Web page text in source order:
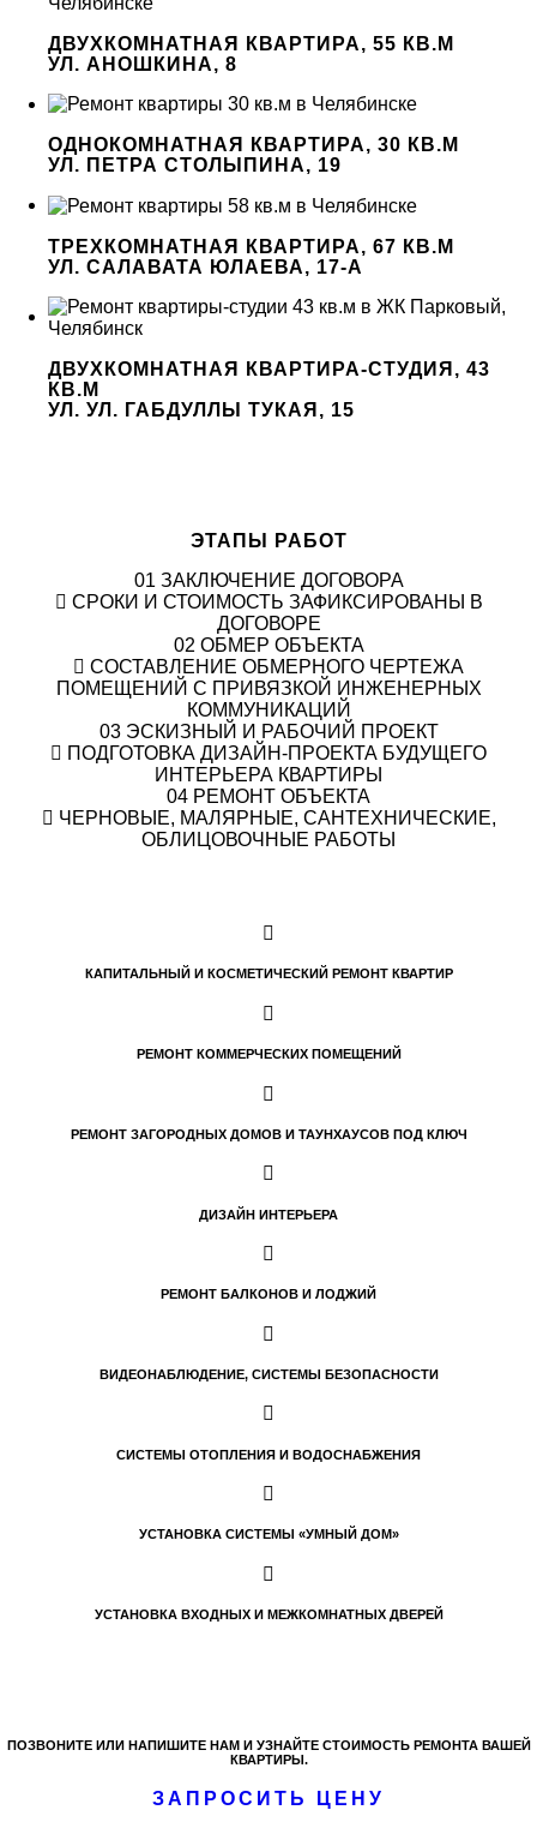
ДВУХКОМНАТНАЯ КВАРТИРА, 55 КВ.М
УЛ. АНОШКИНА, 8
ОДНОКОМНАТНАЯ КВАРТИРА, 30 КВ.М
УЛ. ПЕТРА СТОЛЫПИНА, 19
ТРЕХКОМНАТНАЯ КВАРТИРА, 67 КВ.М
УЛ. САЛАВАТА ЮЛАЕВА, 17-А
ДВУХКОМНАТНАЯ КВАРТИРА-СТУДИЯ, 43
КВ.М
УЛ. УЛ. ГАБДУЛЛЫ ТУКАЯ, 15
ЭТАПЫ РАБОТ
01 ЗАКЛЮЧЕНИЕ ДОГОВОРА
СРОКИ И СТОИМОСТЬ ЗАФИКСИРОВАНЫ В
ДОГОВОРЕ
02 ОБМЕР ОБЪЕКТА
СОСТАВЛЕНИЕ ОБМЕРНОГО ЧЕРТЕЖА
ПОМЕЩЕНИЙ С ПРИВЯЗКОЙ ИНЖЕНЕРНЫХ
КОММУНИКАЦИЙ
03 ЭСКИЗНЫЙ И РАБОЧИЙ ПРОЕКТ
ПОДГОТОВКА ДИЗАЙН-ПРОЕКТА БУДУЩЕГО
ИНТЕРЬЕРА КВАРТИРЫ
04 РЕМОНТ ОБЪЕКТА
ЧЕРНОВЫЕ, МАЛЯРНЫЕ, САНТЕХНИЧЕСКИЕ,
ОБЛИЦОВОЧНЫЕ РАБОТЫ
КАПИТАЛЬНЫЙ И КОСМЕТИЧЕСКИЙ РЕМОНТ КВАРТИР
РЕМОНТ КОММЕРЧЕСКИХ ПОМЕЩЕНИЙ
РЕМОНТ ЗАГОРОДНЫХ ДОМОВ И ТАУНХАУСОВ ПОД КЛЮЧ
ДИЗАЙН ИНТЕРЬЕРА
РЕМОНТ БАЛКОНОВ И ЛОДЖИЙ
ВИДЕОНАБЛЮДЕНИЕ, СИСТЕМЫ БЕЗОПАСНОСТИ
СИСТЕМЫ ОТОПЛЕНИЯ И ВОДОСНАБЖЕНИЯ
УСТАНОВКА СИСТЕМЫ «УМНЫЙ ДОМ»
УСТАНОВКА ВХОДНЫХ И МЕЖКОМНАТНЫХ ДВЕРЕЙ
ПОЗВОНИТЕ ИЛИ НАПИШИТЕ НАМ И УЗНАЙТЕ СТОИМОСТЬ РЕМОНТА ВАШЕЙ
КВАРТИРЫ.
ЗАПРОСИТЬ ЦЕНУ